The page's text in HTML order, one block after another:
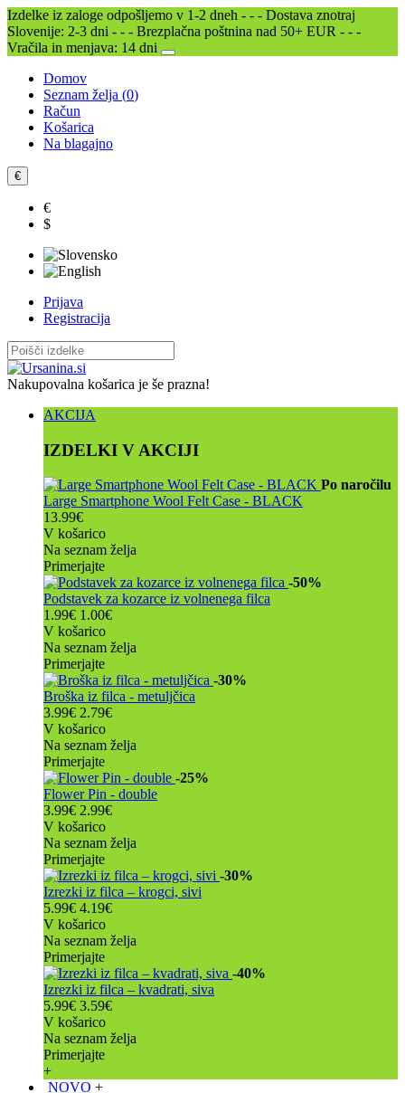
Izdelke iz zaloge odpošljemo v 1-2 dneh - - - Dostava znotraj
Slovenije: 2-3 dni - - - Brezplačna poštnina nad 50+ EUR - - -
Vračila in menjava: 14 dni
Domov
Seznam želja (0)
Račun
Košarica
Na blagajno
€
€
$
Prijava
Registracija
Nakupovalna košarica je še prazna!
AKCIJA
IZDELKI V AKCIJI
Po naročilu
Large Smartphone Wool Felt Case - BLACK
13.99€
V košarico
Na seznam želja
Primerjajte
-50%
Podstavek za kozarce iz volnenega filca
1.99€ 1.00€
V košarico
Na seznam želja
Primerjajte
-30%
Broška iz filca - metuljčica
3.99€ 2.79€
V košarico
Na seznam želja
Primerjajte
-25%
Flower Pin - double
3.99€ 2.99€
V košarico
Na seznam želja
Primerjajte
-30%
Izrezki iz filca – krogci, sivi
5.99€ 4.19€
V košarico
Na seznam želja
Primerjajte
-40%
Izrezki iz filca – kvadrati, siva
5.99€ 3.59€
V košarico
Na seznam želja
Primerjajte
+
NOVO +